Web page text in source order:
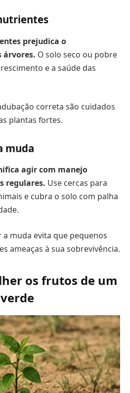
prejudica o
árvores. O solo seco ou pobre
e a saúde das
correta são cuidados
plantas fortes.
muda
agir com manejo
regulares. Use cercas para
e cubra o solo com palha
muda evita que pequenos
ameaças à sua sobrevivência.
os frutos de um